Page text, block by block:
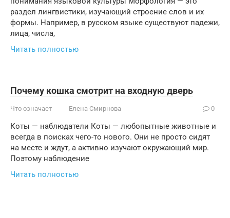
раздел лингвистики, изучающий строение слов и их
формы. Например, в русском языке существуют падежи,
лица, числа,
Читать полностью
Почему кошка смотрит на входную дверь
Что означает Елена Смирнова 0
Коты — наблюдатели Коты — любопытные животные и
всегда в поисках чего-то нового. Они не просто сидят
на месте и ждут, а активно изучают окружающий мир.
Поэтому наблюдение
Читать полностью